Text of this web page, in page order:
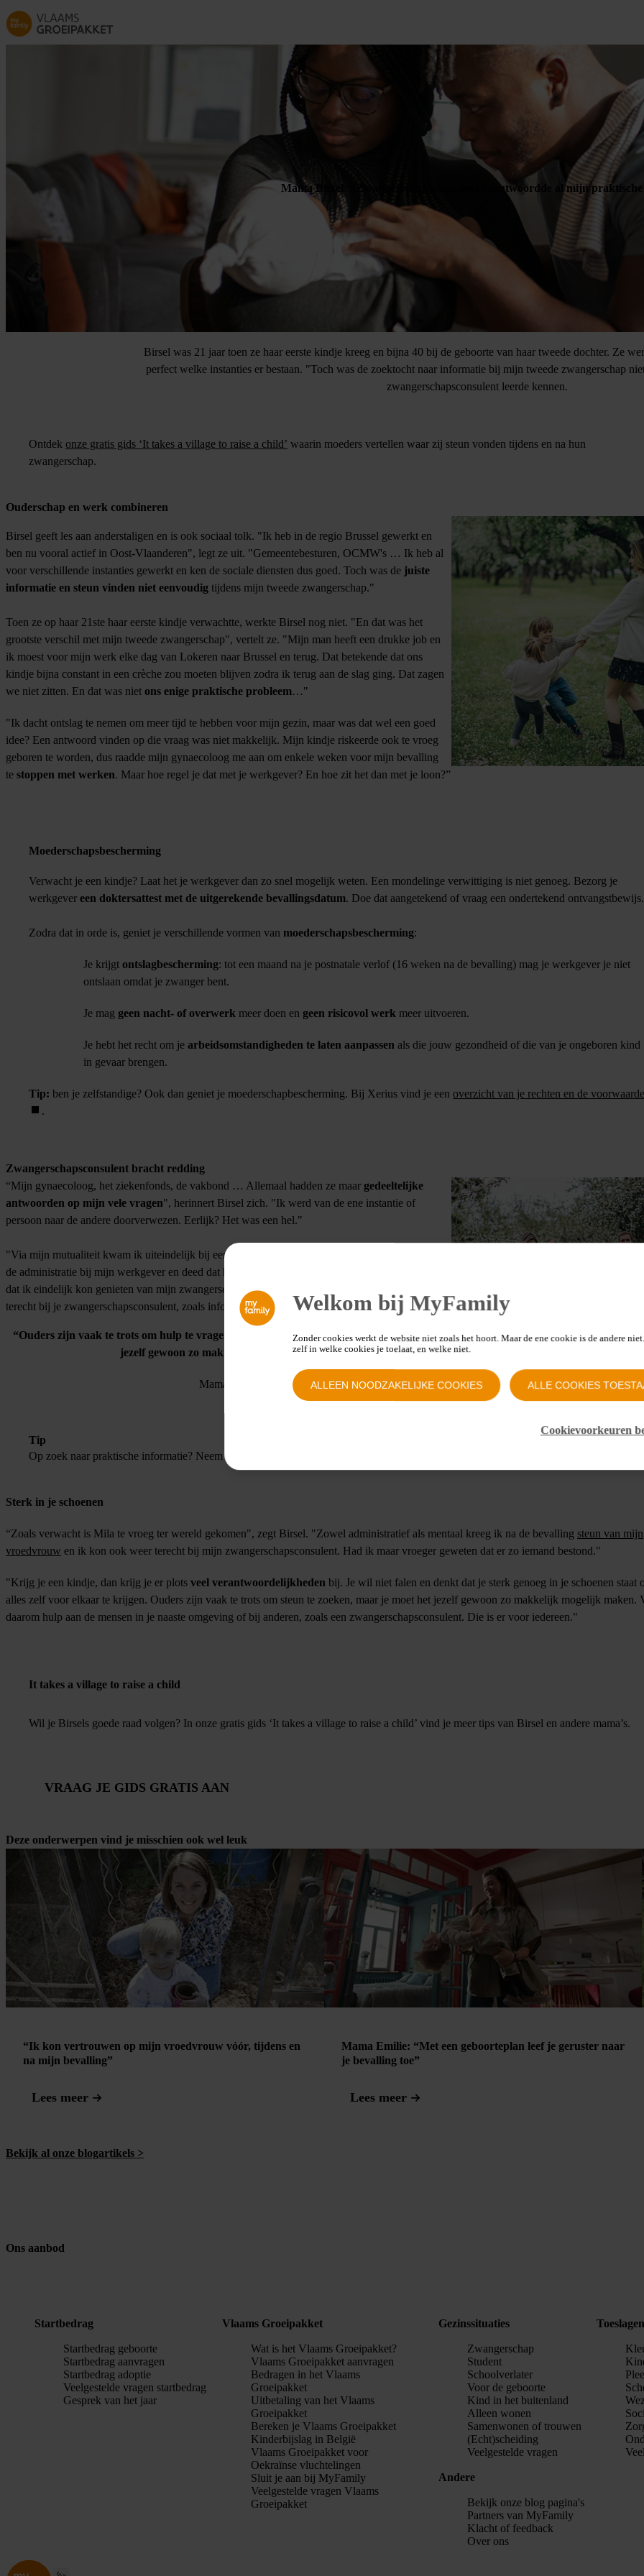
Welkom bij MyFamily
Zonder cookies werkt de website niet zoals het hoort. Maar de ene cookie is de andere
zelf in welke cookies je toelaat, en welke niet.
ALLEEN NOODZAKELIJKE COOKIES ALLE COOKIES
Cookievoorkeuren
Skip to main content
Mama Birsel: “Zwangerschapsconsulent beantwoordde al mijn
Birsel was 21 jaar toen ze haar eerste kindje kreeg en bijna 40 bij de geboorte van haar tweede dochter. Ze
perfect welke instanties er bestaan. "Toch was de zoektocht naar informatie bij mijn tweede zwangerschap
zwangerschapsconsulent leerde kennen.
Ontdek onze gratis gids ‘It takes a village to raise a child’ waarin moeders vertellen waar zij steun vonden tijdens en na hun
zwangerschap.
Ouderschap en werk combineren
Birsel geeft les aan anderstaligen en is ook sociaal tolk. "Ik heb in de regio Brussel gewerkt en
ben nu vooral actief in Oost-Vlaanderen", legt ze uit. "Gemeentebesturen, OCMW's … Ik heb al
voor verschillende instanties gewerkt en ken de sociale diensten dus goed. Toch was de juiste
informatie en steun vinden niet eenvoudig tijdens mijn tweede zwangerschap."
Toen ze op haar 21ste haar eerste kindje verwachtte, werkte Birsel nog niet. "En dat was het
grootste verschil met mijn tweede zwangerschap", vertelt ze. "Mijn man heeft een drukke job en
ik moest voor mijn werk elke dag van Lokeren naar Brussel en terug. Dat betekende dat ons
kindje bijna constant in een crèche zou moeten blijven zodra ik terug aan de slag ging. Dat zagen
we niet zitten. En dat was niet ons enige praktische probleem…"
"Ik dacht ontslag te nemen om meer tijd te hebben voor mijn gezin, maar was dat wel een goed
idee? Een antwoord vinden op die vraag was niet makkelijk. Mijn kindje riskeerde ook te vroeg
geboren te worden, dus raadde mijn gynaecoloog me aan om enkele weken voor mijn bevalling
te stoppen met werken. Maar hoe regel je dat met je werkgever? En hoe zit het dan met je loon?”
Moederschapsbescherming
Verwacht je een kindje? Laat het je werkgever dan zo snel mogelijk weten. Een mondelinge verwittiging is niet genoeg. Bezorg je
werkgever een doktersattest met de uitgerekende bevallingsdatum. Doe dat aangetekend of vraag een ondertekend ontvangstbewijs.
Zodra dat in orde is, geniet je verschillende vormen van moederschapsbescherming:
Je krijgt ontslagbescherming: tot een maand na je postnatale verlof (16 weken na de bevalling) mag je werkgever je niet
ontslaan omdat je zwanger bent.
Je mag geen nacht- of overwerk meer doen en geen risicovol werk meer uitvoeren.
Je hebt het recht om je arbeidsomstandigheden te laten aanpassen als die jouw gezondheid of die van je ongeboren kind
in gevaar brengen.
Tip: ben je zelfstandige? Ook dan geniet je moederschapbescherming. Bij Xerius vind je een overzicht van je rechten en de
.
Zwangerschapsconsulent bracht redding
“Mijn gynaecoloog, het ziekenfonds, de vakbond … Allemaal hadden ze maar gedeeltelijke
antwoorden op mijn vele vragen", herinnert Birsel zich. "Ik werd van de ene instantie of
persoon naar de andere doorverwezen. Eerlijk? Het was een hel."
"Via mijn mutualiteit kwam ik uiteindelijk bij een zwangerschapsconsulent uit. Zij hielp me met
de administratie bij mijn werkgever en deed dat helemaal gratis
dat ik eindelijk kon genieten van mijn zwangerschap. Je kan bovendien voor nog zoveel meer
terecht bij je zwangerschapsconsulent, zoals informatie over het verloop van een bevalling.”
“Ouders zijn vaak te trots om hulp te vragen omdat ze niet willen falen, maar je moet het
jezelf gewoon zo makkelijk mogelijk maken”
Mama Birsel
Tip
Op zoek naar praktische informatie? Neem contact op met je mutualiteit voor de gratis hulp van een zwangerschapsconsulent.
Sterk in je schoenen
“Zoals verwacht is Mila te vroeg ter wereld gekomen", zegt Birsel. "Zowel administratief als mentaal kreeg ik na de bevalling steun van mijn
vroedvrouw en ik kon ook weer terecht bij mijn zwangerschapsconsulent. Had ik maar vroeger geweten dat er zo iemand bestond."
"Krijg je een kindje, dan krijg je er plots veel verantwoordelijkheden bij. Je wil niet falen en denkt dat je sterk genoeg in je schoenen staat
alles zelf voor elkaar te krijgen. Ouders zijn vaak te trots om steun te zoeken, maar je moet het jezelf gewoon zo makkelijk mogelijk maken.
daarom hulp aan de mensen in je naaste omgeving of bij anderen, zoals een zwangerschapsconsulent. Die is er voor iedereen."
It takes a village to raise a child
Wil je Birsels goede raad volgen? In onze gratis gids ‘It takes a village to raise a child’ vind je meer tips van Birsel en andere mama’s.
VRAAG JE GIDS GRATIS AAN
Deze onderwerpen vind je misschien ook wel leuk
“Ik kon vertrouwen op mijn vroedvrouw vóór, tijdens en
na mijn bevalling”
Lees meer
Mama Emilie: “Met een geboorteplan leef je geruster naar
je bevalling toe”
Lees meer
Bekijk al onze blogartikels >
Ons aanbod
Startbedrag
Startbedrag geboorte
Startbedrag aanvragen
Startbedrag adoptie
Veelgestelde vragen startbedrag
Gesprek van het jaar
Vlaams Groeipakket
Wat is het Vlaams Groeipakket?
Vlaams Groeipakket aanvragen
Bedragen in het Vlaams
Groeipakket
Uitbetaling van het Vlaams
Groeipakket
Bereken je Vlaams Groeipakket
Kinderbijslag in België
Vlaams Groeipakket voor
Oekraïnse vluchtelingen
Sluit je aan bij MyFamily
Veelgestelde vragen Vlaams
Groeipakket
Gezinssituaties
Zwangerschap
Student
Schoolverlater
Voor de geboorte
Kind in het buitenland
Alleen wonen
Samenwonen of trouwen
(Echt)scheiding
Veelgestelde vragen
Andere
Bekijk onze blog pagina's
Partners van MyFamily
Klacht of feedback
Over ons